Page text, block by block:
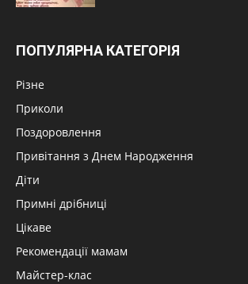
ПОПУЛЯРНА КАТЕГОРІЯ
Різне
Приколи
Поздоровлення
Привітання з Днем Народження
Діти
Примні дрібниці
Цікаве
Рекомендації мамам
Майстер-клас